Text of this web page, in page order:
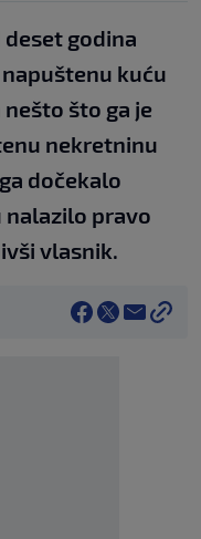
deset godina
kuću
što ga je
nekretninu
dočekalo
nalazilo pravo
vlasnik.